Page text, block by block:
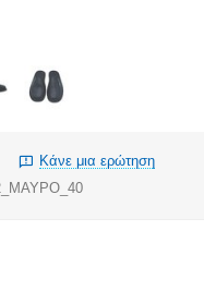
Κάνε μια ερώτηση